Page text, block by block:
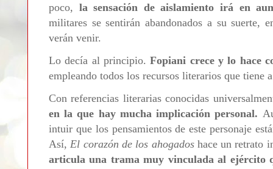
poco, la sensación de aislamiento irá en
militares se sentirán abandonados a su suerte,
verán venir.
Lo decía al principio.Fopiani crece y lo hace
empleando todos los recursos literarios que
Con referencias literarias conocidas
en la que hay mucha implicación personal.
intuir que los pensamientos de este personaje
Así, El corazón de los ahogadoshace un retrato
articula una trama muy vinculada al ejército